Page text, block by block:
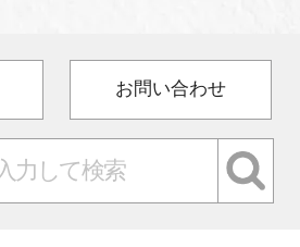
お問い合わせ